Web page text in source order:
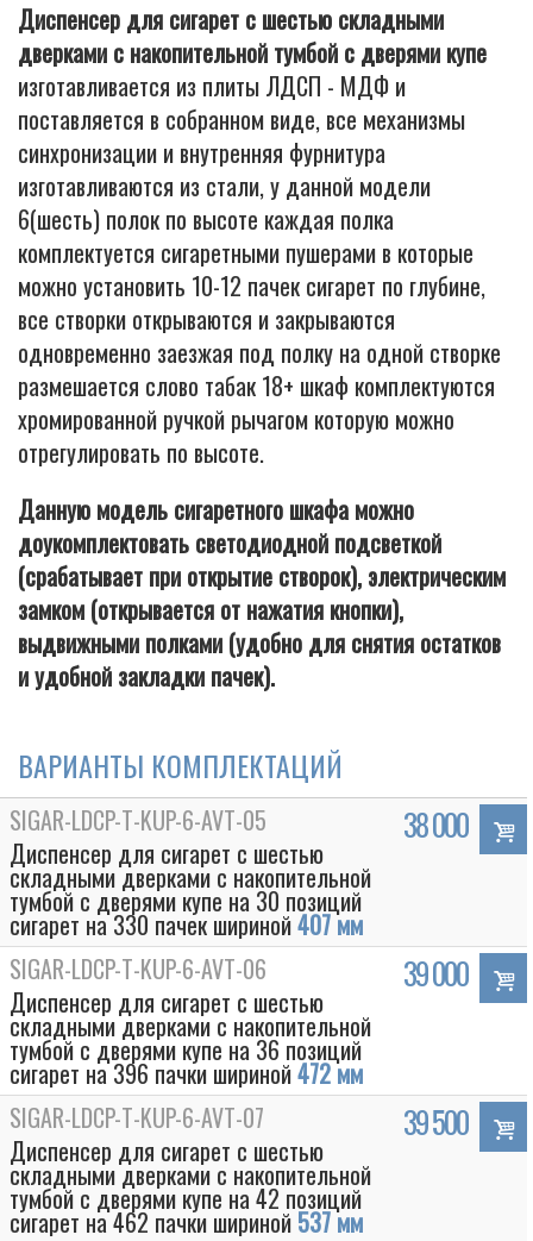
Диспенсер для сигарет с шестью складными
дверками с накопительной тумбой с дверями купе
изготавливается из плиты ЛДСП - МДФ и
поставляется в собранном виде, все механизмы
синхронизации и внутренняя фурнитура
изготавливаются из стали, у данной модели
6(шесть) полок по высоте каждая полка
комплектуется сигаретными пушерами в которые
можно установить 10-12 пачек сигарет по глубине,
все створки открываются и закрываются
одновременно заезжая под полку на одной створке
размешается слово табак 18+ шкаф комплектуются
хромированной ручкой рычагом которую можно
отрегулировать по высоте.
Данную модель сигаретного шкафа можно
доукомплектовать светодиодной подсветкой
(срабатывает при открытие створок), электрическим
замком (открывается от нажатия кнопки),
выдвижными полками (удобно для снятия остатков
и удобной закладки пачек).
ВАРИАНТЫ КОМПЛЕКТАЦИЙ
SIGAR-LDCP-T-KUP-6-AVT-05
Диспенсер для сигарет с шестью
складными дверками с накопительной
тумбой с дверями купе на 30 позиций
сигарет на 330 пачек шириной407 мм
38 000
SIGAR-LDCP-T-KUP-6-AVT-06
Диспенсер для сигарет с шестью
складными дверками с накопительной
тумбой с дверями купе на 36 позиций
сигарет на 396 пачки шириной472 мм
39 000
SIGAR-LDCP-T-KUP-6-AVT-07
Диспенсер для сигарет с шестью
складными дверками с накопительной
тумбой с дверями купе на 42 позиций
сигарет на 462 пачки шириной 537 мм
39 500